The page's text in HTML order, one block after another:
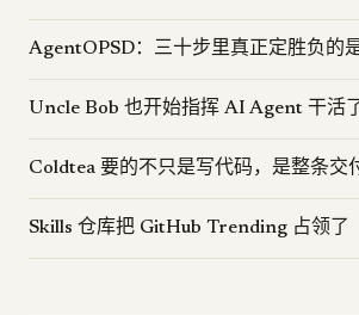
AgentOPSD：三十步里真正定胜负的
Uncle Bob 也开始指挥 AI Agent 干活了
Coldtea 要的不只是写代码，是整条交
Skills 仓库把 GitHub Trending 占领了